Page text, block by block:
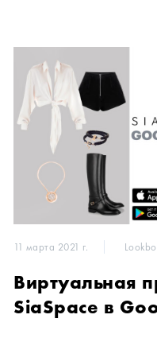
11 марта 2021 г.
Виртуальная
SiaSpace в